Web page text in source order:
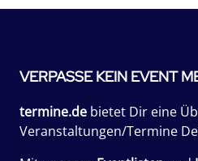
VERPASSE KEIN EVENT
termine.de bietet Dir eine
Veranstaltungen/Termine